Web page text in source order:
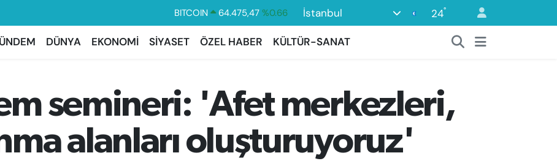
DOLAR 47,5971 %0.05
EURO
55,1336
%0.18
BİST100
13.703 %11
İstanbul 24°
DÜNYA EKONOMİ SİYASET ÖZEL HABER KÜLTÜR-SANAT
semineri: 'Afet merkezleri,
alanları oluşturuyoruz'